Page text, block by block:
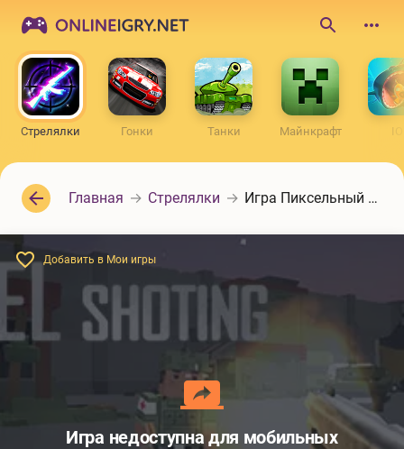
по
сайту
Стрелялки Гонки Танки Майнкрафт IO
Главная Стрелялки Игра Пиксельный солдат
Игра недоступна для мобильных
Добавить в Мои игры